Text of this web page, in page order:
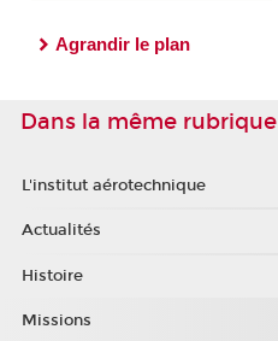
Agrandir le plan
Dans la même rubrique
L'institut aérotechnique
Actualités
Histoire
Missions